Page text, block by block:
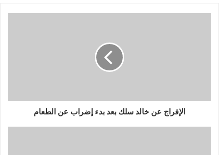
الإفراج عن خالد سلك بعد بدء إضراب عن الطعام